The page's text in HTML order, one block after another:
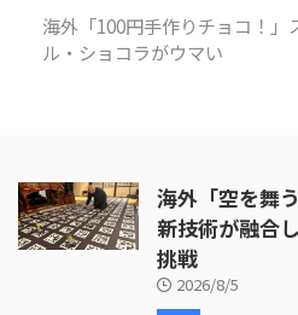
h?v=q ...
海外「100円手作りチョコ！」
ル・ショコラがウマい
海外「空を舞
新技術が融合
挑戦
2026/8/5